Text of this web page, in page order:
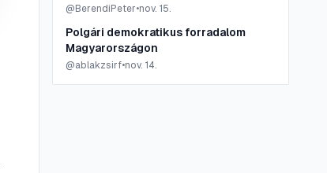
forradalom&#8221;
@ BerendiPeter•nov. 15.
Polgári demokratikus forradalom
Magyarországon
@ablakzsirf•nov. 14.